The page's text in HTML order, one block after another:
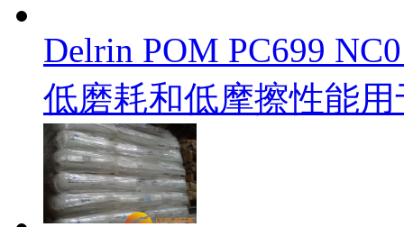
Delrin POM PC699
低磨耗和低摩擦性能